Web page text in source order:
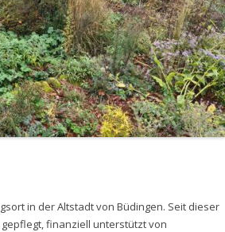
in der Altstadt von Büdingen. Seit dieser
finanziell unterstützt von